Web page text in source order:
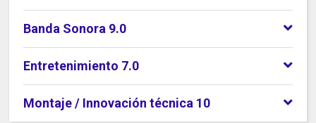
Banda Sonora 9.0
Entretenimiento 7.0
Montaje / Innovación técnica 10